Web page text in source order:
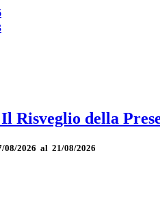
Risveglio della
08/2026 al 21/08/2026